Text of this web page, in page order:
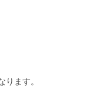
ます。